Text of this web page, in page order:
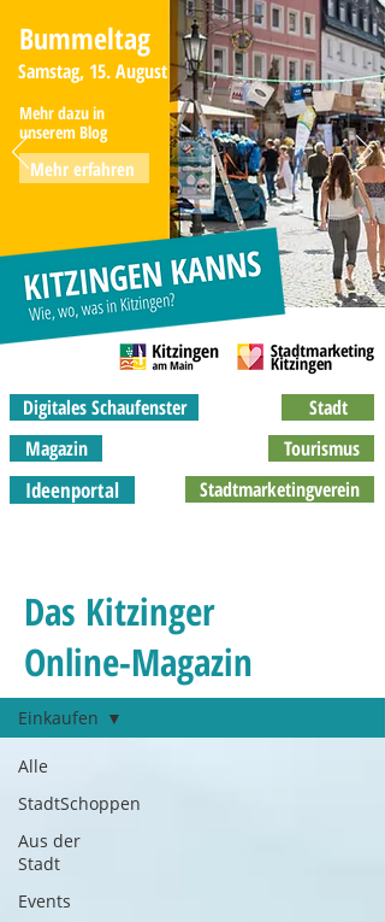
Bummeltag
Samstag, 15. August
Mehr dazu in
unserem Blog
Mehr erfahren
Stadt
Digitales Schaufenster
Magazin
Ideenportal
Tourismus
Stadtmarketingverein
Magazin
Alle
StadtSchoppen
Aus der
Stadt
Events
Einkaufen
Das Kitzinger
Online-Magazin